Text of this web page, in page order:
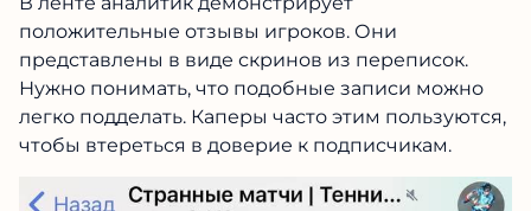
положительные отзывы игроков. Они
представлены в виде скринов из переписок.
Нужно понимать, что подобные записи можно
легко подделать. Каперы часто этим пользуются,
чтобы втереться в доверие к подписчикам.